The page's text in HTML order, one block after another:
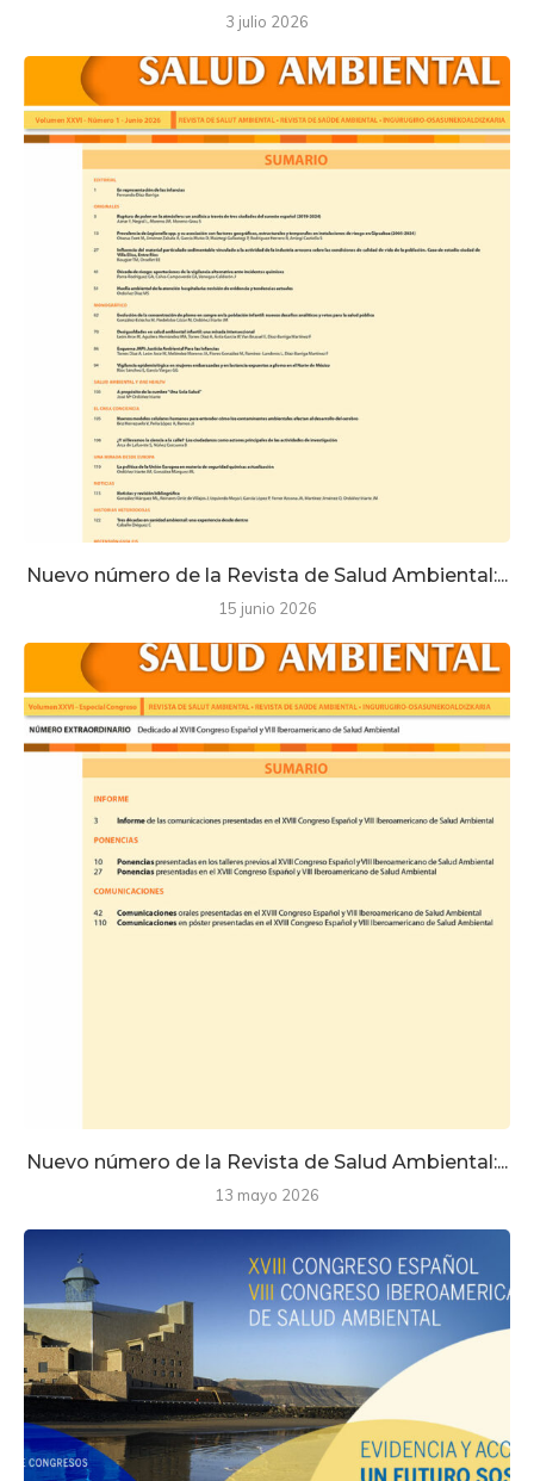
3 julio 2026
Nuevo número de la Revista de Salud Ambiental:...
15 junio 2026
Nuevo número de la Revista de Salud Ambiental:...
13 mayo 2026